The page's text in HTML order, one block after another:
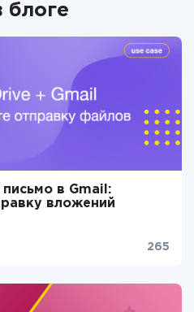
блоге
в Gmail:
вложений
265